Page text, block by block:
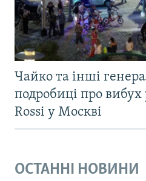
Чайко та інші
подробиці про вибух
Rossi у Москві
ОСТАННІ НОВИНИ